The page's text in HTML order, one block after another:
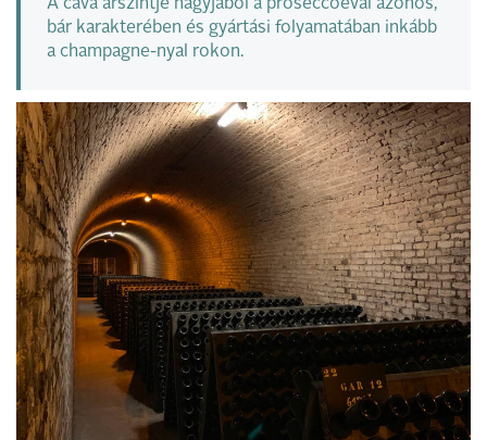
A cava árszintje nagyjából a proseccóéval azonos,
bár karakterében és gyártási folyamatában inkább
a champagne-nyal rokon.